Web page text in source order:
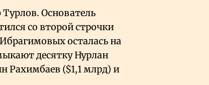
Основатель
со второй строчки
осталась на
десятку Нурлан
Рахимбаев ($1,1 млрд) и